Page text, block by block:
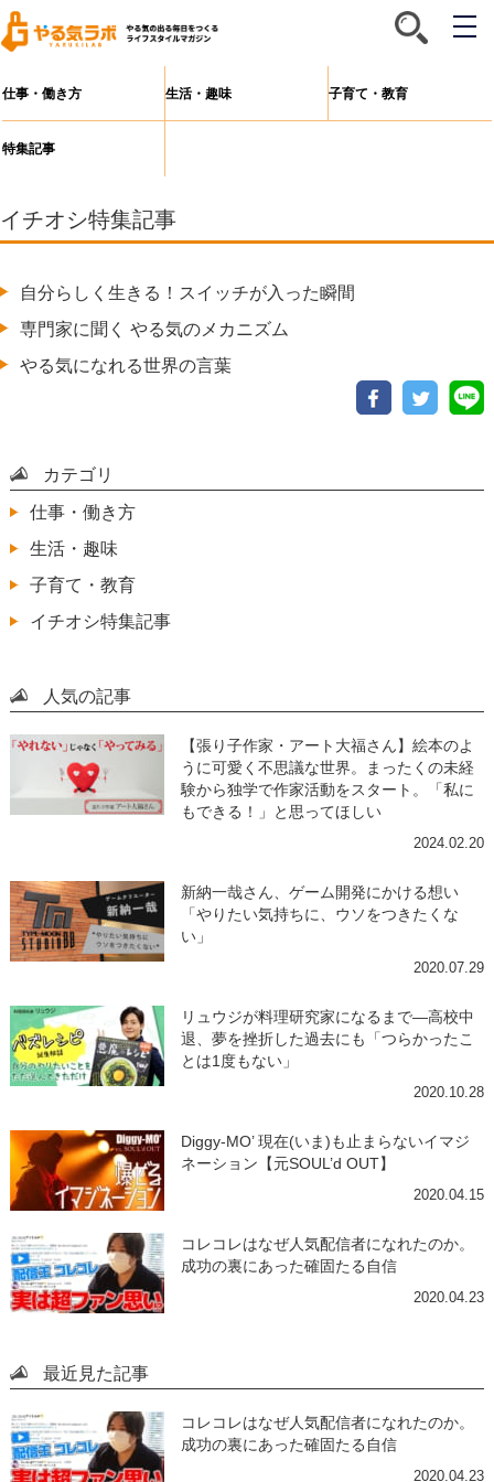
メ
仕事・働き方 生活・趣味 子育て・教育
特集記事
イチオシ特集記事
自分らしく生きる！ スイッチが入った瞬間
専門家に聞く やる気のメカニズム
やる気になれる世界の言葉
カテゴリ
仕事・働き方
生活・趣味
子育て・教育
イチオシ特集記事
人気の記事
【張り子作家・アート大福さん】絵本のよ
うに可愛く不思議な世界。まったくの未経
験から独学で作家活動をスタート。「私に
もできる！」と思ってほしい
2024.02.20
新納一哉さん、ゲーム開発にかける想い
「やりたい気持ちに、ウソをつきたくな
い」
2020.07.29
リュウジが料理研究家になるまで―高校中
退、夢を挫折した過去にも「つらかったこ
とは1度もない」
2020.10.28
Diggy-MO’ 現在(いま)も止まらないイマジ
ネーション【元SOUL’d OUT】
2020.04.15
コレコレはなぜ人気配信者になれたのか。
成功の裏にあった確固たる自信
2020.04.23
最近見た記事
コレコレはなぜ人気配信者になれたのか。
成功の裏にあった確固たる自信
2020.04.23